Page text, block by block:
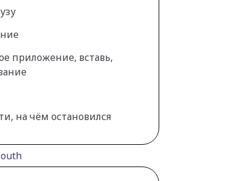
приложение, вставь,
на чём остановился